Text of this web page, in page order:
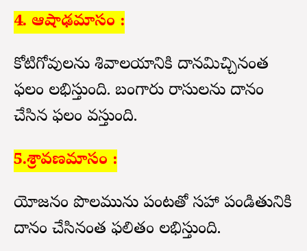
4. ఆషాఢమాసం :
కోటిగోవులను శివాలయానికి దానమిచ్చినంత
ఫలం లభిస్తుంది. బంగారు రాసులను దానం
చేసిన ఫలం వస్తుంది.
5.శ్రావణమాసం :
యోజనం పొలమును పంటతో సహా పండితునికి
దానం చేసినంత ఫలితం లభిస్తుంది.